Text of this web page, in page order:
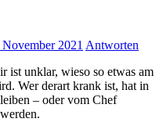
November 2021 Antworten
ist unklar, wieso so etwas am
Wer derart krank ist, hat in
– oder vom Chef